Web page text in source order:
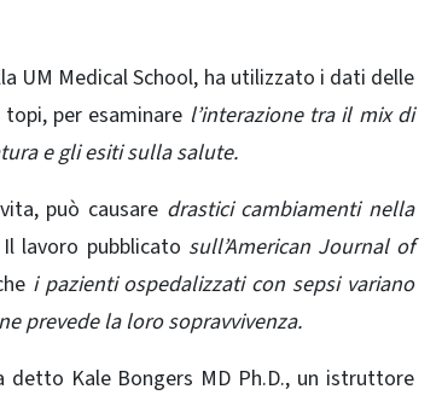
UM Medical School, ha utilizzato i dati delle
per esaminare l’interazione tra il mix di
e gli esiti sulla salute.
può causaredrastici cambiamenti nella
Il lavoro pubblicato sull’American Journal of
i pazienti ospedalizzati con sepsi variano
prevede la loro sopravvivenza.
detto Kale Bongers MD Ph.D., un istruttore